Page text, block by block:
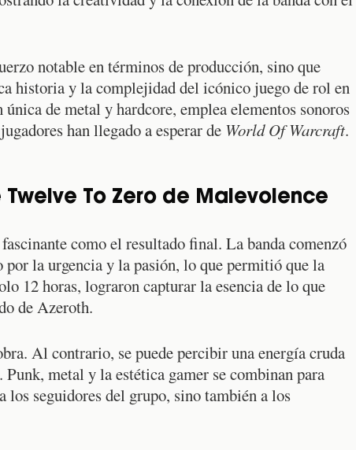
notable en términos de producción, sino que
historia y la complejidad del icónico juego de rol en
de metal y hardcore, emplea elementos sonoros
han llegado a esperar de World Of Warcraft.
To Zero de Malevolence
como el resultado final. La banda comenzó
la urgencia y la pasión, lo que permitió que la
12 horas, lograron capturar la esencia de lo que
de Azeroth.
Al contrario, se puede percibir una energía cruda
metal y la estética gamer se combinan para
los seguidores del grupo, sino también a los